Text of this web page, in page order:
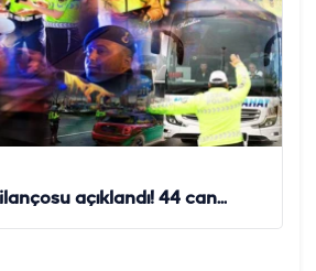
açıklandı! 44 can...